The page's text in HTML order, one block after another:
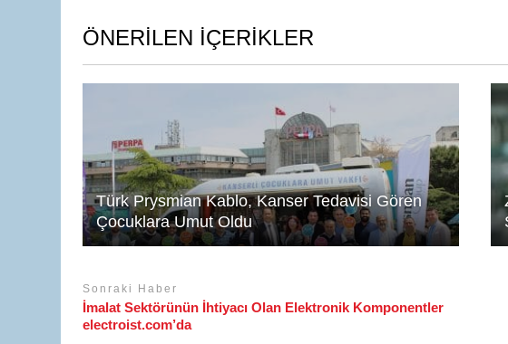
A
p
dI
n
b
o
ÖNERİLEN İÇERİKLER
Türk Prysmian Kablo, Kanser Tedavisi Gören
Çocuklara Umut Oldu
Sonraki Haber
İmalat Sektörünün İhtiyacı Olan Elektronik Komponentler
electroist.com’da